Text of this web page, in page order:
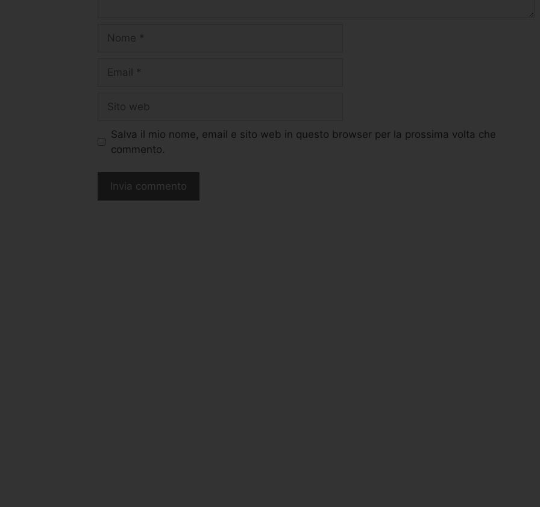
Salva il mio nome, email e sito web in questo browser per la prossima volta che
commento.